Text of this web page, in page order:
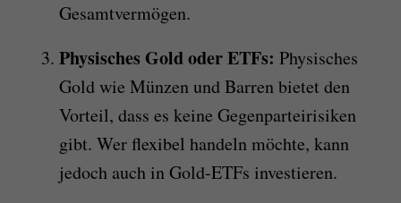
Gesamtvermögen.
Physisches Gold oder ETFs: Physisches
Gold wie Münzen und Barren bietet den
Vorteil, dass es keine Gegenparteirisiken
gibt. Wer flexibel handeln möchte, kann
jedoch auch in Gold-ETFs investieren.